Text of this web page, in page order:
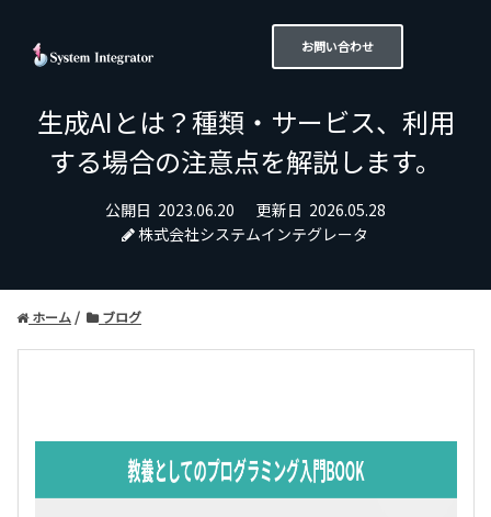
お問い合わせ
生成AIとは？種類・サービス、利用
する場合の注意点を解説します。
公開日 2023.06.20 更新日 2026.05.28
株式会社システムインテグレータ
ホーム ブログ